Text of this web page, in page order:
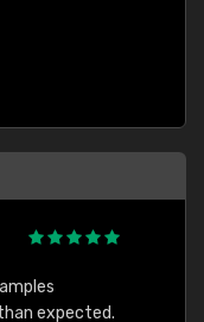
expected.